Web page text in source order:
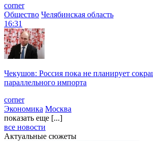
corner
Общество Челябинская область
16:31
Чекушов: Россия пока не планирует
параллельного импорта
corner
Экономика Москва
показать еще [...]
все новости
Актуальные сюжеты